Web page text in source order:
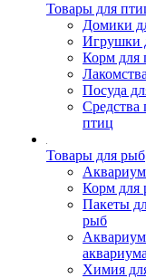
Товары для
Домики
Игрушки
Корм для
Посуда
Средства
птиц
Товары для рыб
Корм для
Пакеты
рыб
аквариума
Химия